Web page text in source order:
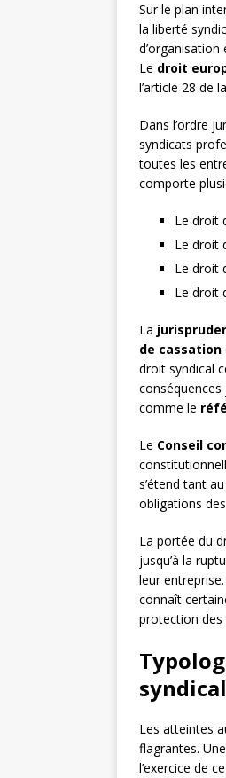
Sur le plan
la liberté
Le droit
l’article 28 de la
Dans l’ordre
syndicats
toutes les
comporte
Le droit
Le droit
Le droit
Le droit
La
de cassation
droit syndical
comme le
Le Conseil
s’étend tant
obligations
La portée du
jusqu’à la
leur
connaît
protection des
syndical
Les atteintes
flagrantes.
l’exercice de